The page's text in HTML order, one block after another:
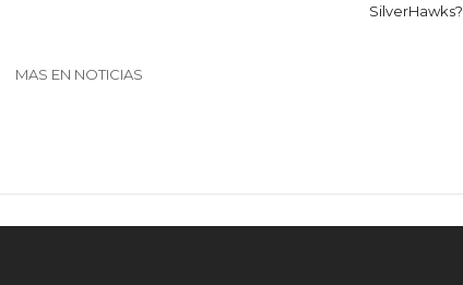
SilverHawks?
MAS EN NOTICIAS